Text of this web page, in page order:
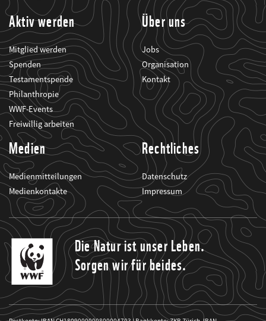
Aktiv werden
Mitglied werden
Spenden
Testamentspende
Philanthropie
WWF-Events
Freiwillig arbeiten
Über uns
Jobs
Organisation
Kontakt
Medien
Medienmitteilungen
Medienkontakte
Rechtliches
Datenschutz
Impressum
Die Natur ist unser Leben.
Sorgen wir für beides.